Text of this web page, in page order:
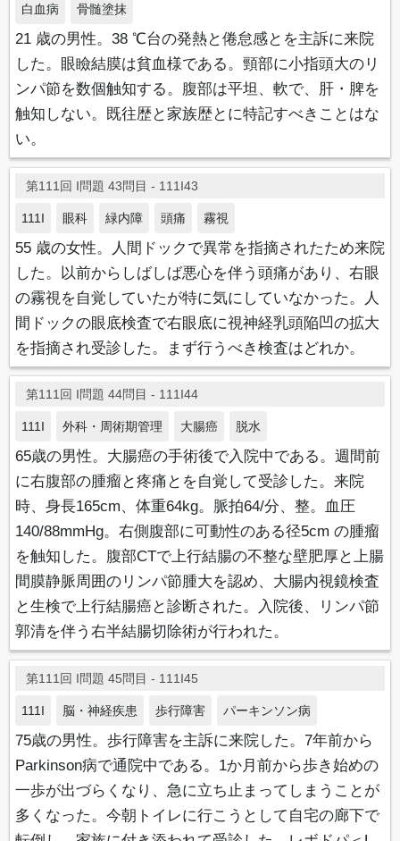
白血病 骨髄塗抹
21 歳の男性。38 ℃台の発熱と倦怠感とを主訴に来院
した。眼瞼結膜は貧血様である。頸部に小指頭大のリ
ンパ節を数個触知する。腹部は平坦、軟で、肝・脾を
触知しない。既往歴と家族歴とに特記すべきことはな
い。
第111回 I問題 43問目 - 111I43
111I 眼科 緑内障 頭痛 霧視
55 歳の女性。人間ドックで異常を指摘されたため来院
した。以前からしばしば悪心を伴う頭痛があり、右眼
の霧視を自覚していたが特に気にしていなかった。人
間ドックの眼底検査で右眼底に視神経乳頭陥凹の拡大
を指摘され受診した。まず行うべき検査はどれか。
第111回 I問題 44問目 - 111I44
111I 外科・周術期管理 大腸癌 脱水
65歳の男性。大腸癌の手術後で入院中である。週間前
に右腹部の腫瘤と疼痛とを自覚して受診した。来院
時、身長165cm、体重64kg。脈拍64/分、整。血圧
140/88mmHg。右側腹部に可動性のある径5cm の腫瘤
を触知した。腹部CTで上行結腸の不整な壁肥厚と上腸
間膜静脈周囲のリンパ節腫大を認め、大腸内視鏡検査
と生検で上行結腸癌と診断された。入院後、リンパ節
郭清を伴う右半結腸切除術が行われた。
第111回 I問題 45問目 - 111I45
111I 脳・神経疾患 歩行障害 パーキンソン病
75歳の男性。歩行障害を主訴に来院した。7年前から
Parkinson病で通院中である。1か月前から歩き始めの
一歩が出づらくなり、急に立ち止まってしまうことが
多くなった。今朝トイレに行こうとして自宅の廊下で